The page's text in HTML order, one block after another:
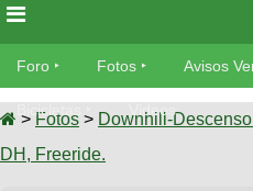
Foro
Foro
TÃ©cnica
Fotos
Foro Fotos Avisos
Bicicletas Videos
> Fotos > Downhill-
DH, Freeride.